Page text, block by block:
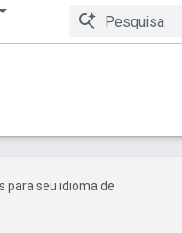
para seu idioma de